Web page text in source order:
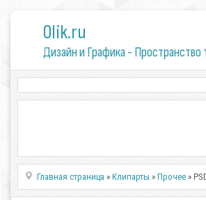
0lik.ru
Дизайн и Графика - Пространство
Главная страница »Клипарты »Прочее »